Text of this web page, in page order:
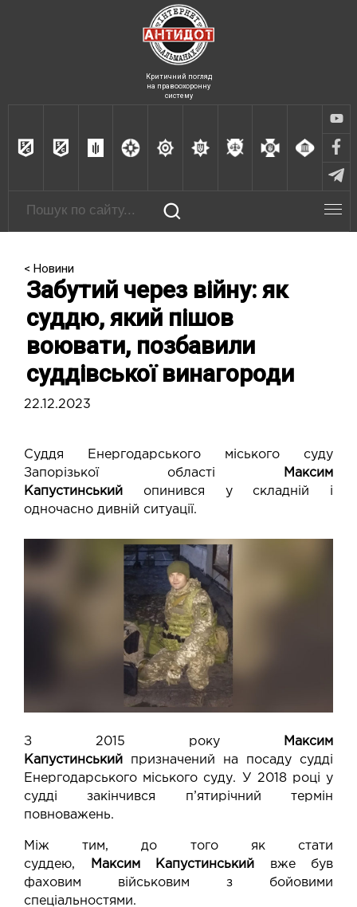
Критичний погляд
на правоохоронну
систему
< Новини
Забутий через війну: як
суддю, який пішов
воювати, позбавили
суддівської винагороди
22.12.2023
Суддя Енергодарського міського суду
Запорізької області
Максим
Капустинський опинився у складній і
одночасно дивній ситуації.
З 2015 року
Максим
Капустинський призначений на посаду судді
Енергодарського міського суду. У 2018 році у
судді закінчився п’ятирічний термін
повноважень.
Між тим, до того як стати
суддею,
Максим Капустинський вже був
фаховим військовим з бойовими
спеціальностями.